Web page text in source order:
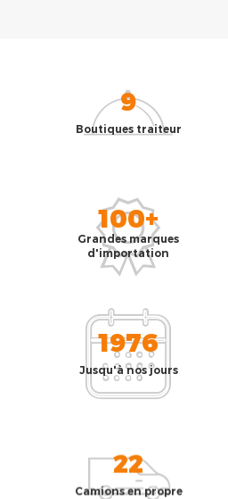
9
Boutiques traiteur
100+
Grandes marques
d'importation
1976
Jusqu'à nos jours
22
Camions en propre